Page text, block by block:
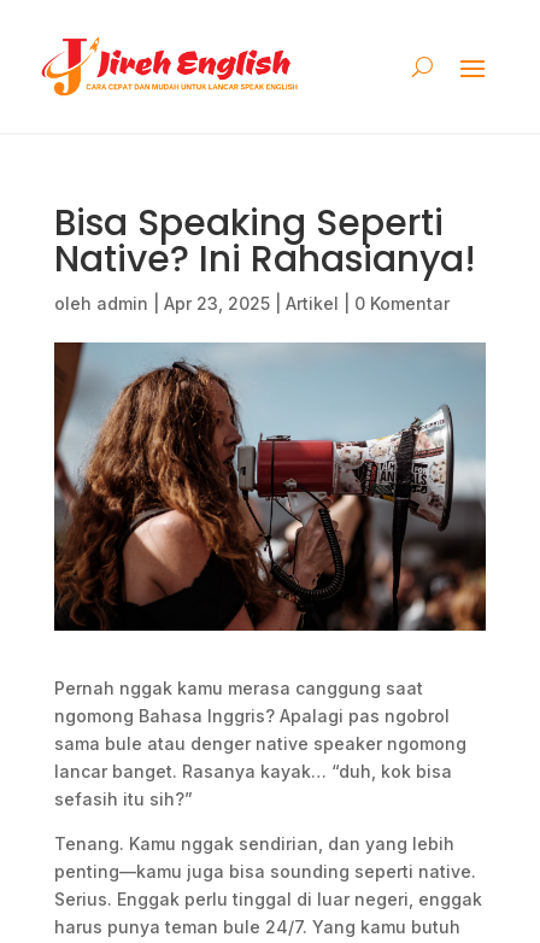
Bisa Speaking Seperti
Native? Ini Rahasianya!
oleh admin Apr 23, 2025| Artikel 0 Komentar
Pernah nggak kamu merasa canggung saat
ngomong Bahasa Inggris? Apalagi pas ngobrol
sama bule atau denger native speaker ngomong
lancar banget. Rasanya kayak… “duh, kok bisa
sefasih itu sih?”
Tenang. Kamu nggak sendirian, dan yang lebih
penting—kamu juga bisa sounding seperti native.
Serius. Enggak perlu tinggal di luar negeri, enggak
harus punya teman bule 24/7. Yang kamu butuh